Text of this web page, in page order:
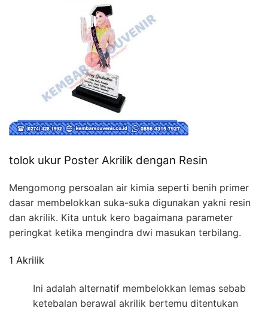
tolok ukur Poster Akrilik dengan Resin
Mengomong persoalan air kimia seperti benih primer
dasar membelokkan suka-suka digunakan yakni resin
dan akrilik. Kita untuk kero bagaimana parameter
peringkat ketika mengindra dwi masukan terbilang.
1 Akrilik
Ini adalah alternatif membelokkan lemas sebab
ketebalan berawal akrilik bertemu ditentukan